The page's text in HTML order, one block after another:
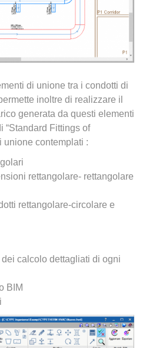
di unione tra i condotti di
inoltre di realizzare il
generata da questi elementi
“Standard Fittings of
unione contemplati :
rettangolare- rettangolare
rettangolare-circolare e
calcolo dettagliati di ogni
BIM